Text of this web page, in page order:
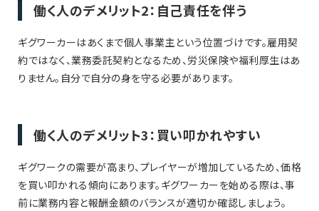
働く人のデメリット2：自己責任を伴う
ギグワーカーはあくまで個人事業主という位置づけです。雇用契
約ではなく、業務委託契約となるため、労災保険や福利厚生はあ
りません。自分で自分の身を守る必要があります。
働く人のデメリット3：買い叩かれやすい
ギグワークの需要が高まり、プレイヤーが増加しているため、価格
を買い叩かれる傾向にあります。ギグワーカーを始める際は、事
前に業務内容と報酬金額のバランスが適切か確認しましょう。